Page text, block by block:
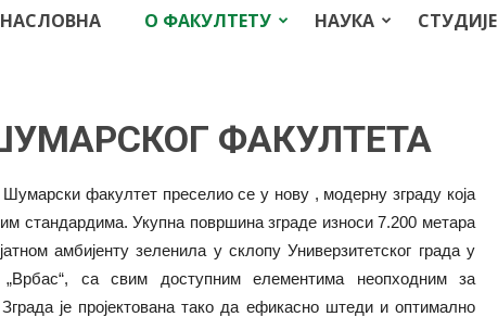
НАСЛОВНА О ФАКУЛТЕТУ НАУКА СТУДИЈЕ
ФАКУЛТЕТА
факултет преселио се у нову , модерну зграду која
стандардима. Укупна површина зграде износи 7.200 метара
амбијенту зеленила у склопу Универзитетског града у
са свим доступним елементима неопходним за
је пројектована тако да ефикасно штеди и оптимално